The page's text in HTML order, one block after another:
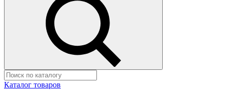
Каталог товаров